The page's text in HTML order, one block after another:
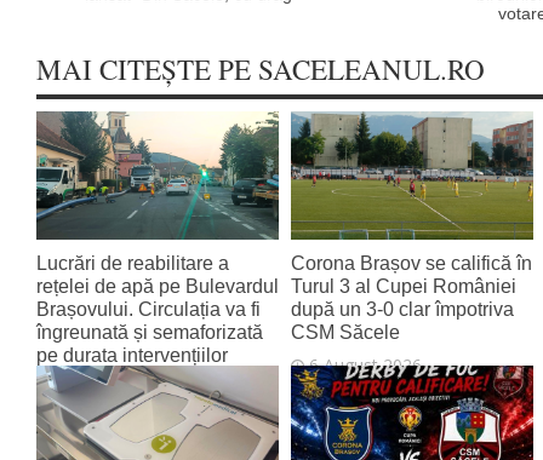
MAI CITEȘTE PE SACELEANUL.RO
Lucrări de reabilitare a
rețelei de apă pe Bulevardul
Brașovului. Circulația va fi
îngreunată și semaforizată
pe durata intervențiilor
6 August 2026
Corona Brașov se califică în
Turul 3 al Cupei României
după un 3-0 clar împotriva
CSM Săcele
6 August 2026